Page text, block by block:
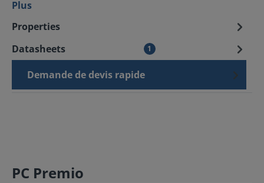
Plus
Properties
Datasheets
1
Demande de devis rapide
PC Premio